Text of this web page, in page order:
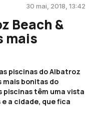
30 mai, 2018, 13:42
Beach &
mais
piscinas do Albatroz
mais bonitas do
piscinas têm uma vista
a cidade, que fica